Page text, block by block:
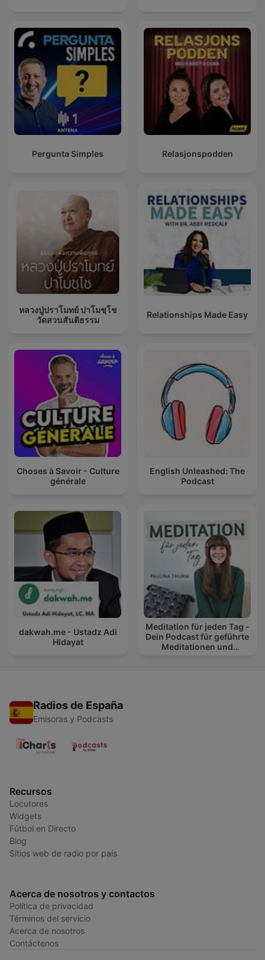
Pergunta Simples Relasjonspodden
หลวงปู่ปราโมทย์ ปาโมชฺโช
วัดสวนสันติธรรม
Relationships Made Easy
Choses à Savoir - Culture
générale
English Unleashed: The
Podcast
dakwah.me - Ustadz Adi
Hidayat
Meditation für jeden Tag -
Dein Podcast für geführte
Meditationen und
Radios de España
Emisoras y Podcasts
Recursos
Locutores
Widgets
Fútbol en Directo
Blog
Sitios web de radio por país
Acerca de nosotros y contactos
Política de privacidad
Términos del servicio
Acerca de nosotros
Contáctenos